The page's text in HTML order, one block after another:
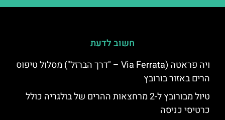
חשוב לדעת
ויה פראטה (Via Ferrata – "דרך הברזל") מסלול טיפוס
הרים באזור בורובץ
טיול מבורובץ ל-2 מרחצאות ההרים של בולגריה כולל
כרטיסי כניסה